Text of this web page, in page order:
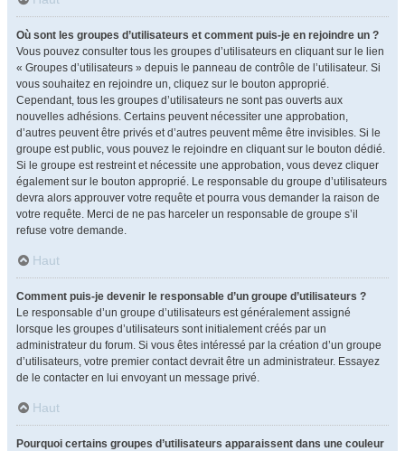
Où sont les groupes d’utilisateurs et comment puis-je en rejoindre un ?
Vous pouvez consulter tous les groupes d’utilisateurs en cliquant sur le lien
« Groupes d’utilisateurs » depuis le panneau de contrôle de l’utilisateur. Si
vous souhaitez en rejoindre un, cliquez sur le bouton approprié.
Cependant, tous les groupes d’utilisateurs ne sont pas ouverts aux
nouvelles adhésions. Certains peuvent nécessiter une approbation,
d’autres peuvent être privés et d’autres peuvent même être invisibles. Si le
groupe est public, vous pouvez le rejoindre en cliquant sur le bouton dédié.
Si le groupe est restreint et nécessite une approbation, vous devez cliquer
également sur le bouton approprié. Le responsable du groupe d’utilisateurs
devra alors approuver votre requête et pourra vous demander la raison de
votre requête. Merci de ne pas harceler un responsable de groupe s’il
refuse votre demande.
Haut
Comment puis-je devenir le responsable d’un groupe d’utilisateurs ?
Le responsable d’un groupe d’utilisateurs est généralement assigné
lorsque les groupes d’utilisateurs sont initialement créés par un
administrateur du forum. Si vous êtes intéressé par la création d’un groupe
d’utilisateurs, votre premier contact devrait être un administrateur. Essayez
de le contacter en lui envoyant un message privé.
Haut
Pourquoi certains groupes d’utilisateurs apparaissent dans une couleur